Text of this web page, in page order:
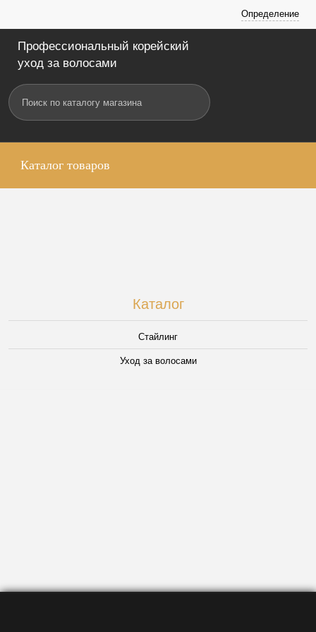
Определение
Профессиональный корейский
уход за волосами
Каталог товаров
Каталог
Стайлинг
Уход за волосами